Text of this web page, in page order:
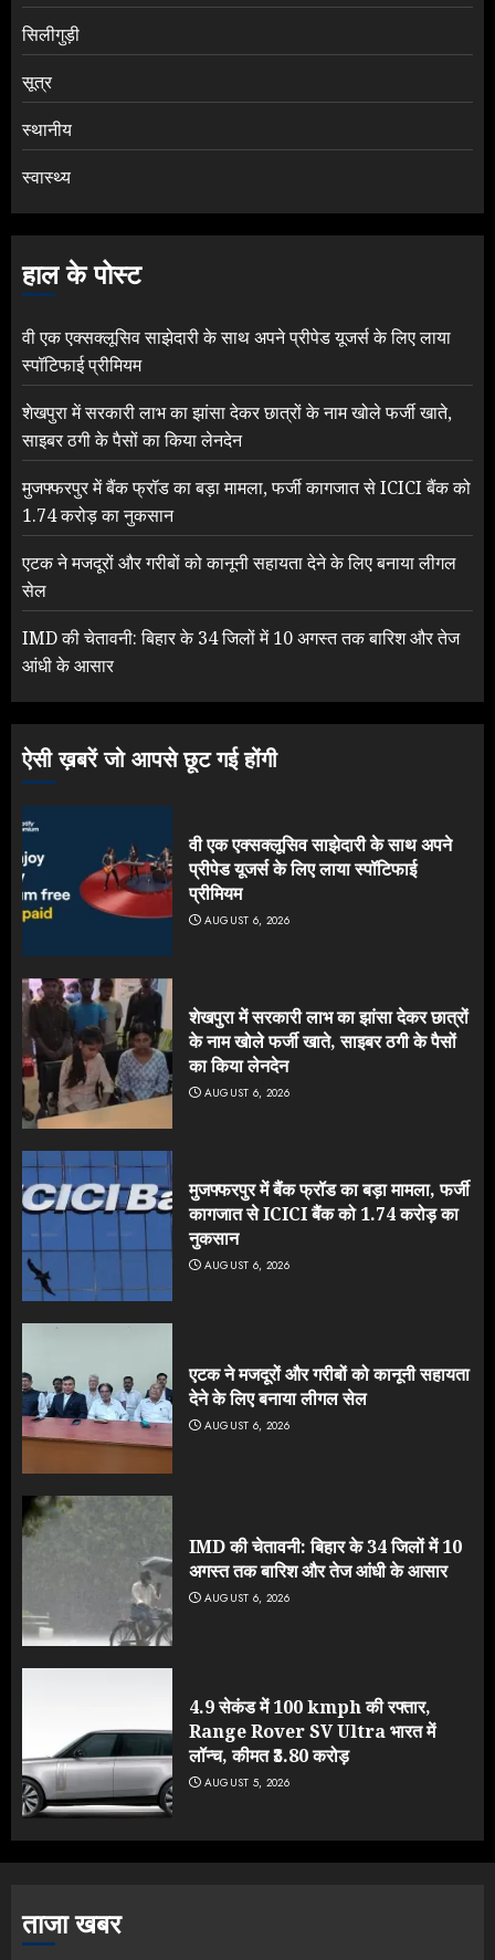
सिलीगुड़ी
सूत्र
स्थानीय
स्वास्थ्य
हाल के पोस्ट
वी एक एक्सक्लूसिव साझेदारी के साथ अपने प्रीपेड यूजर्स के लिए लाया
स्पॉटिफाई प्रीमियम
शेखपुरा में सरकारी लाभ का झांसा देकर छात्रों के नाम खोले फर्जी खाते,
साइबर ठगी के पैसों का किया लेनदेन
मुजफ्फरपुर में बैंक फ्रॉड का बड़ा मामला, फर्जी कागजात से ICICI बैंक को
1.74 करोड़ का नुकसान
एटक ने मजदूरों और गरीबों को कानूनी सहायता देने के लिए बनाया लीगल
सेल
IMD की चेतावनी: बिहार के 34 जिलों में 10 अगस्त तक बारिश और तेज
आंधी के आसार
ऐसी ख़बरें जो आपसे छूट गई होंगी
वी एक एक्सक्लूसिव साझेदारी के साथ अपने
प्रीपेड यूजर्स के लिए लाया स्पॉटिफाई
प्रीमियम
AUGUST 6, 2026
शेखपुरा में सरकारी लाभ का झांसा देकर छात्रों
के नाम खोले फर्जी खाते, साइबर ठगी के पैसों
का किया लेनदेन
AUGUST 6, 2026
मुजफ्फरपुर में बैंक फ्रॉड का बड़ा मामला, फर्जी
कागजात से ICICI बैंक को 1.74 करोड़ का
नुकसान
AUGUST 6, 2026
एटक ने मजदूरों और गरीबों को कानूनी सहायता
देने के लिए बनाया लीगल सेल
AUGUST 6, 2026
IMD की चेतावनी: बिहार के 34 जिलों में 10
अगस्त तक बारिश और तेज आंधी के आसार
AUGUST 6, 2026
4.9 सेकंड में 100 kmph की रफ्तार,
Range Rover SV Ultra भारत में
लॉन्च, कीमत ₹3.80 करोड़
AUGUST 5, 2026
ताजा खबर